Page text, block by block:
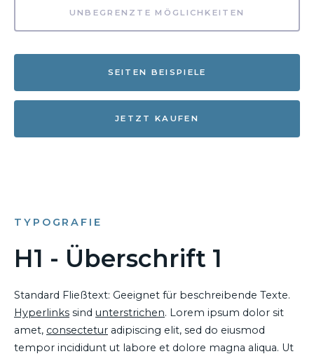
UNBEGRENZTE MÖGLICHKEITEN
SEITEN BEISPIELE
JETZT KAUFEN
TYPOGRAFIE
H1 - Überschrift 1
Standard Fließtext: Geeignet für beschreibende Texte.
Hyperlinks sind unterstrichen. Lorem ipsum dolor sit
amet, consectetur adipiscing elit, sed do eiusmod
tempor incididunt ut labore et dolore magna aliqua. Ut